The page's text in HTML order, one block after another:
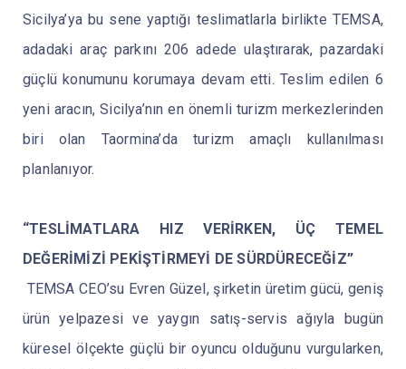
Sicilya’ya bu sene yaptığı teslimatlarla birlikte TEMSA,
adadaki araç parkını 206 adede ulaştırarak, pazardaki
güçlü konumunu korumaya devam etti. Teslim edilen 6
yeni aracın, Sicilya’nın en önemli turizm merkezlerinden
biri olan Taormina’da turizm amaçlı kullanılması
planlanıyor.
“TESLİMATLARA HIZ VERİRKEN, ÜÇ TEMEL
DEĞERİMİZİ PEKİŞTİRMEYİ DE SÜRDÜRECEĞİZ”
TEMSA CEO’su Evren Güzel, şirketin üretim gücü, geniş
ürün yelpazesi ve yaygın satış-servis ağıyla bugün
küresel ölçekte güçlü bir oyuncu olduğunu vurgularken,